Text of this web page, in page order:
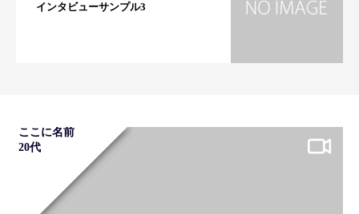
インタビューサンプル3
ここに名前
20代